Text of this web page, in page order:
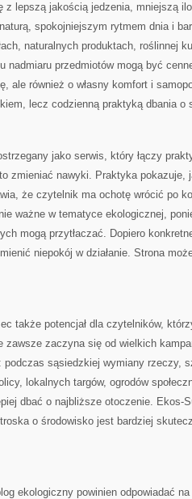
z lepszą jakością jedzenia, mniejszą
spokojniejszym rytmem dnia i
naturalnych produktach, roślinnej
nadmiaru przedmiotów mogą być
ale również o własny komfort i
lecz codzienną praktyką dbania o
jako serwis, który łączy
zmieniać nawyki. Praktyka pokazuje,
że czytelnik ma ochotę wrócić po
ważne w tematyce ekologicznej,
mogą przytłaczać. Dopiero
niepokój w działanie. Strona
także potencjał dla czytelników,
zawsze zaczyna się od wielkich
podczas sąsiedzkiej wymiany rzeczy,
lokalnych targów, ogrodów
dbać o najbliższe otoczenie. Ekos-
o środowisko jest bardziej
ekologiczny powinien odpowiadać